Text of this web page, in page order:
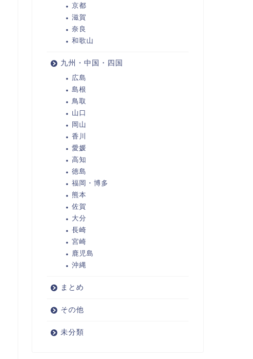
京都
滋賀
奈良
和歌山
九州・中国・四国
広島
島根
鳥取
山口
岡山
香川
愛媛
高知
徳島
福岡・博多
熊本
佐賀
大分
長崎
宮崎
鹿児島
沖縄
まとめ
その他
未分類